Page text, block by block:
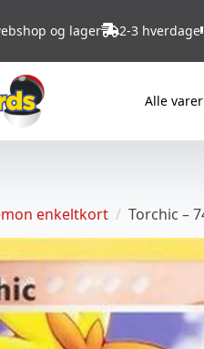
og lager 2-3 hverdage
Alle varer
enkeltkort Torchic –